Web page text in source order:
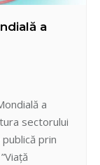
a
a
sectorului
prin